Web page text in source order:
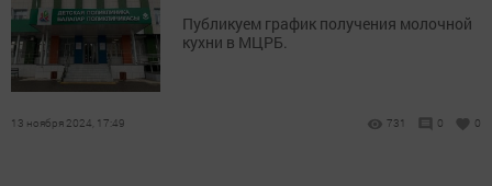
Публикуем график получения молочной
кухни в МЦРБ.
13 ноября 2024, 17:49 731 0 0